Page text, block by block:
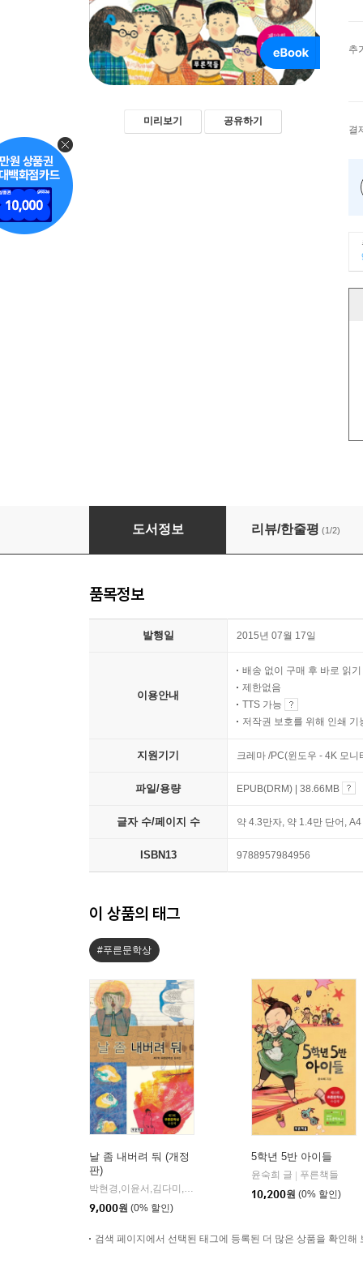
미리보기 공유하기
추
결
멋대로 도서관
도서정보 리뷰/한줄평 (1/2)
품목정보
발행일 2015년 07월 17일
이용안내
배송 없이 구매 후 바로 읽기
제한없음
TTS 가능
저작권 보호를 위해 인쇄 기
지원기기 크레마 /PC(윈도우 - 4K 모
파일/용량 EPUB(DRM) | 38.66MB
글자 수/페이지 수 약 4.3만자, 약 1.4만 단어,
ISBN13 9788957984956
이 상품의 태그
#푸른문학상
날 좀 내버려 둬 (개정
판)
9,000원 (0% 할인)
5학년 5반 아이들
윤숙희 글 | 푸른책들
10,200원 (0% 할인)
검색 페이지에서 선택된 태그에 등록된 더 많은 상품을 확인해